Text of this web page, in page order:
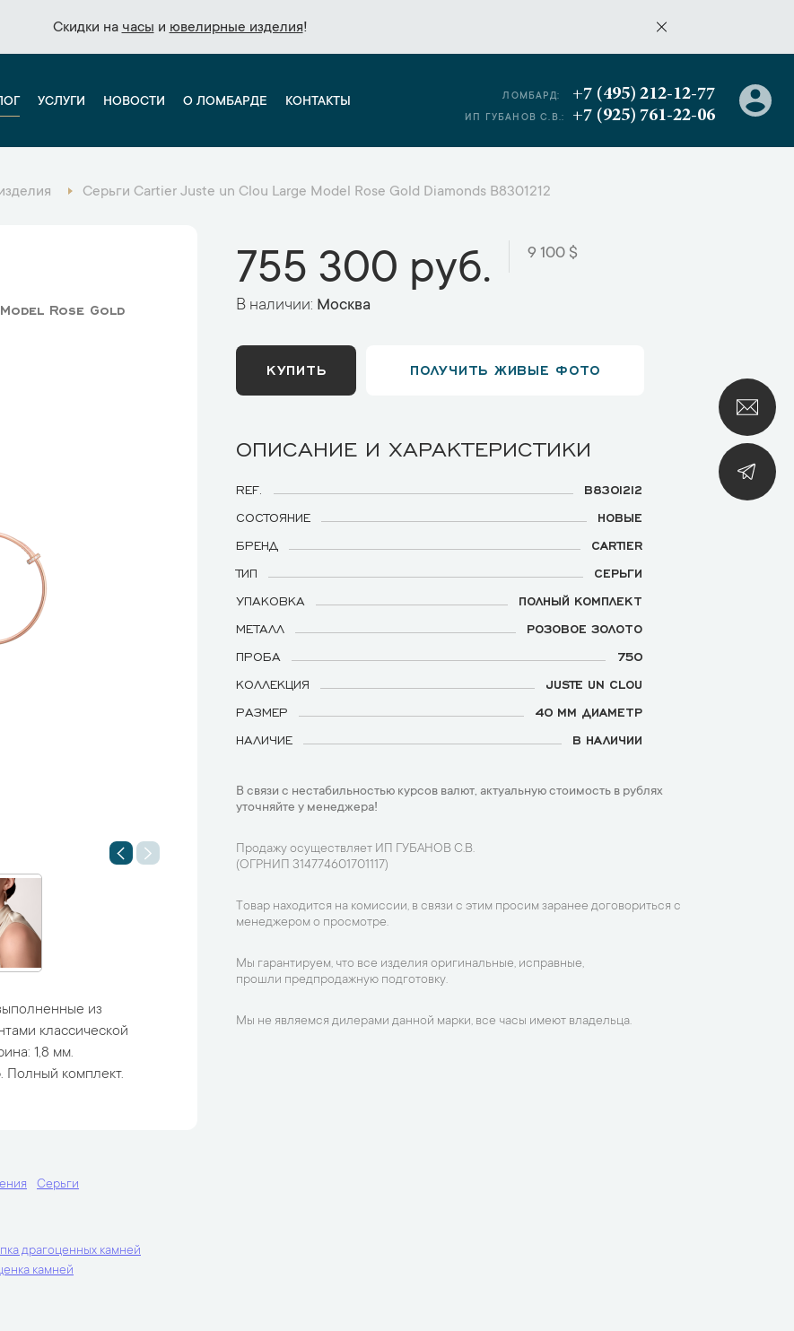
Скидки на часы и ювелирные изделия!
Скидки на часы и ювелирные изделия!
УСЛУГИ НОВОСТИ О ЛОМБАРДЕ КОНТАКТЫ ЛОМБАРД: +7 (495) 212-12-77
ИП ГУБАНОВ С.В.: +7 (925) 761-22-06
Серьги Cartier Juste un Clou Large Model Rose Gold Diamonds B8301212
Rose Gold
из
классической
1,8 мм.
Полный комплект.
Серьги
драгоценных камней
камней
755 300 руб. 9 100 $
В наличии: Москва
КУПИТЬ ПОЛУЧИТЬ ЖИВЫЕ ФОТО
ОПИСАНИЕ И ХАРАКТЕРИСТИКИ
REF.
B8301212
СОСТОЯНИЕ
НОВЫЕ
БРЕНД
CARTIER
ТИП
СЕРЬГИ
УПАКОВКА
ПОЛНЫЙ КОМПЛЕКТ
МЕТАЛЛ
РОЗОВОЕ ЗОЛОТО
ПРОБА
750
КОЛЛЕКЦИЯ
JUSTE UN CLOU
РАЗМЕР
40 ММ ДИАМЕТР
НАЛИЧИЕ
В НАЛИЧИИ
В связи с нестабильностью курсов валют, актуальную стоимость в рублях
уточняйте у менеджера!
Продажу осуществляет ИП ГУБАНОВ С.В.
(ОГРНИП 314774601701117)
Товар находится на комиссии, в связи с этим просим заранее договориться с
менеджером о просмотре.
Мы гарантируем, что все изделия оригинальные, исправные,
прошли предпродажную подготовку.
Мы не являемся дилерами данной марки, все часы имеют владельца.